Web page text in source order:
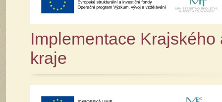
Implementace
kraje